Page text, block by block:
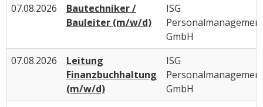
07.08.2026
Bautechniker /
Bauleiter (m/w/d)
ISG
GmbH
07.08.2026
Leitung
Finanzbuchhaltung
(m/w/d)
ISG
GmbH